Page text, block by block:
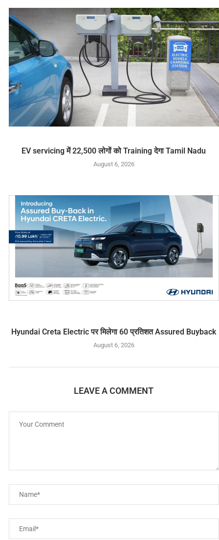
EV servicing में 22,500 लोगों को Training देगा Tamil Nadu
August 6, 2026
Hyundai Creta Electric पर मिलेगा 60 प्रतिशत Assured Buyback
August 6, 2026
LEAVE A COMMENT